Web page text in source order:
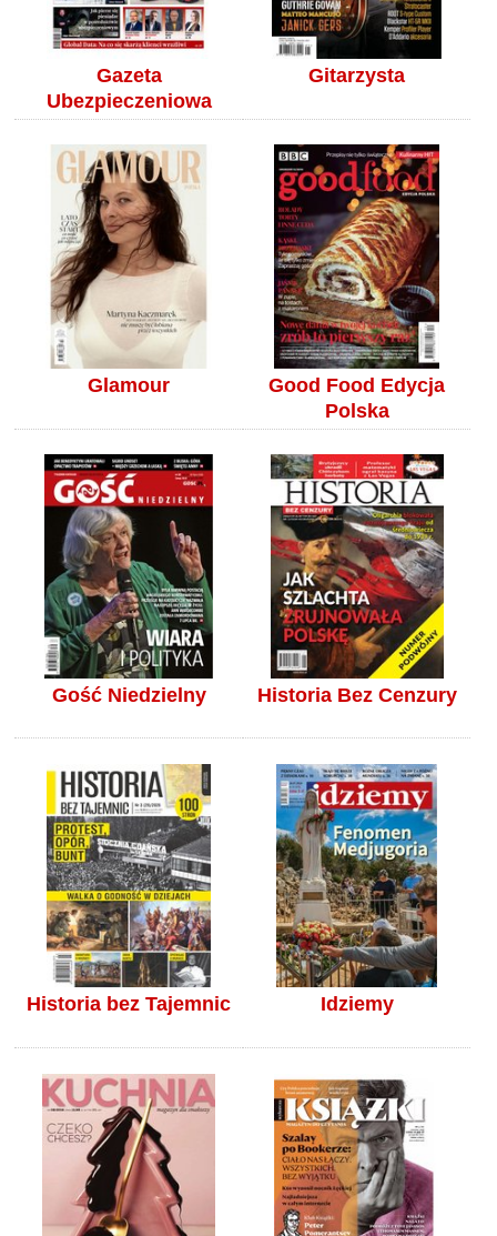
Gazeta
Ubezpieczeniowa
Gitarzysta
Glamour
Good Food Edycja
Polska
Gość Niedzielny Historia Bez Cenzury
Historia bez Tajemnic Idziemy